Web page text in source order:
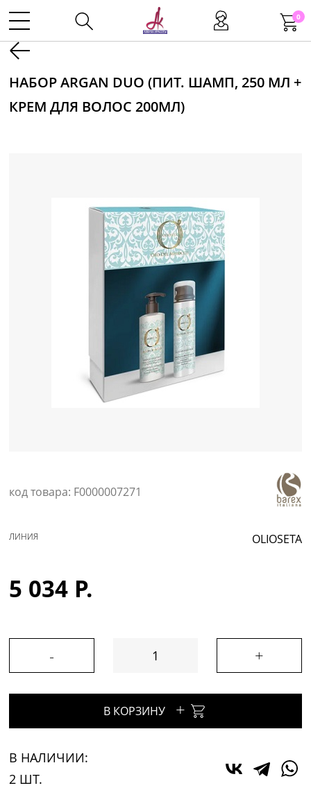
0
Инструменты
Одноразовая продукция
НАБОР ARGAN DUO (ПИТ. ШАМП, 250 МЛ +
КРЕМ ДЛЯ ВОЛОС 200МЛ)
код товара: F0000007271
OLIOSETA
ЛИНИЯ
5 034 Р.
- +
В КОРЗИНУ +
В НАЛИЧИИ:
2 ШТ.